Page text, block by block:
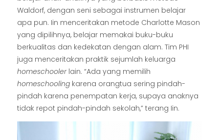
Waldorf, dengan seni sebagai instrumen belajar
apa pun. Iin menceritakan metode Charlotte Mason
yang dipilihnya, belajar memakai buku-buku
berkualitas dan kedekatan dengan alam. Tim PHI
juga menceritakan praktik sejumlah keluarga
homeschooler lain. “Ada yang memilih
homeschooling karena orangtua sering pindah-
pindah karena penempatan kerja, supaya anaknya
tidak repot pindah-pindah sekolah,” terang Iin.